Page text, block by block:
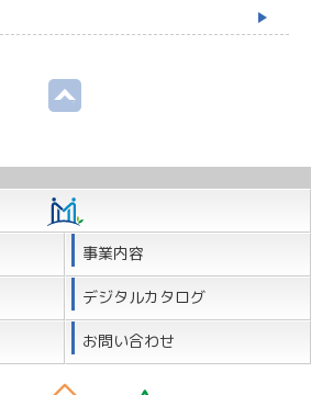
事業内容
デジタルカタログ
お問い合わせ